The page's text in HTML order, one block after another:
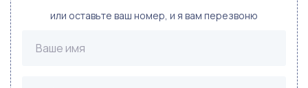
или оставьте ваш номер, и я вам перезвоню